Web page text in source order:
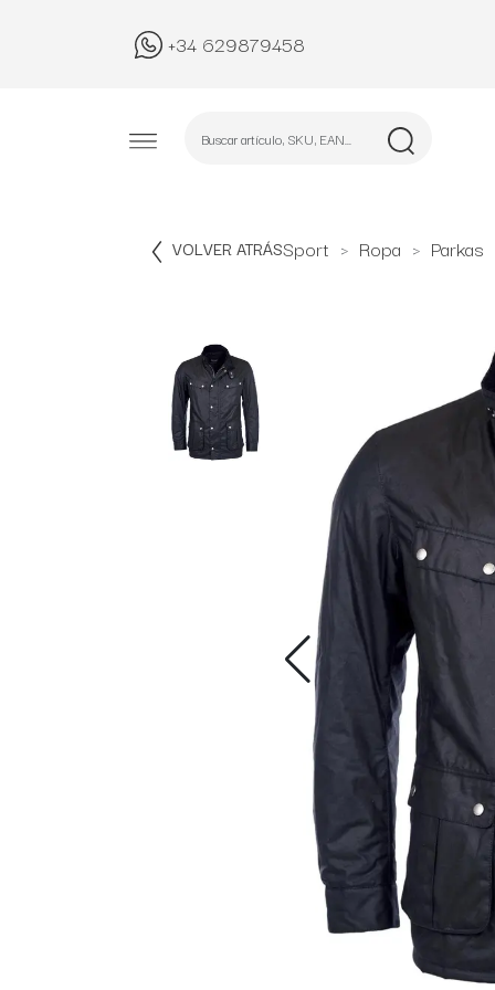
+34 629879458
VOLVER ATRÁSSport Ropa Parkas